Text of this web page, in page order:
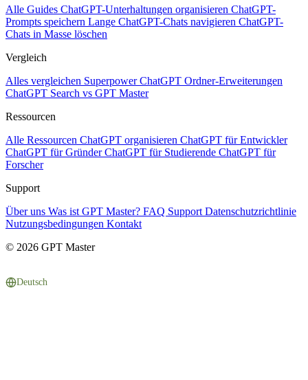
Alle Guides ChatGPT-Unterhaltungen organisieren ChatGPT-
Prompts speichern Lange ChatGPT-Chats navigieren ChatGPT-
Chats in Masse löschen
Vergleich
Alles vergleichen Superpower ChatGPT Ordner-Erweiterungen
ChatGPT Search vs GPT Master
Ressourcen
Alle Ressourcen ChatGPT organisieren ChatGPT für Entwickler
ChatGPT für GründerChatGPT für Studierende ChatGPT für
Forscher
Support
Über uns Was ist GPT Master? FAQ Support Datenschutzrichtlinie
Nutzungsbedingungen Kontakt
© 2026 GPT Master
Deutsch